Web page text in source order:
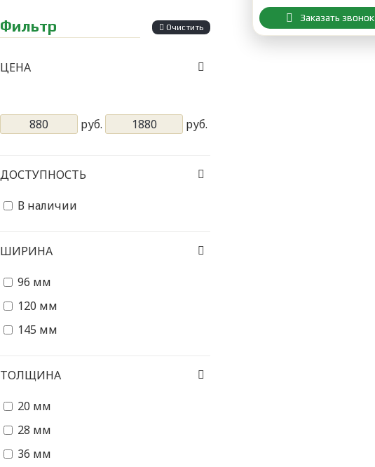
Фильтр Очистить
ЦЕНА
руб. руб.
ШИРИНА
96 мм
120 мм
145 мм
ТОЛЩИНА
20 мм
28 мм
36 мм
ДОСТУПНОСТЬ
В наличии
Заказать звонок